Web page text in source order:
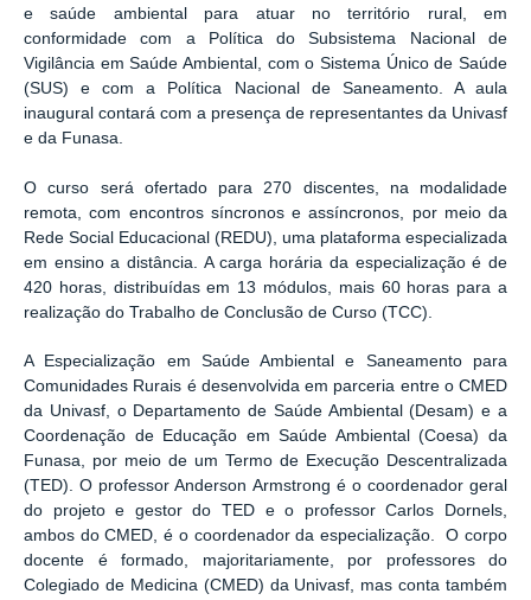
e saúde ambiental para atuar no território rural, em
conformidade com a Política do Subsistema Nacional de
Vigilância em Saúde Ambiental, com o Sistema Único de Saúde
(SUS) e com a Política Nacional de Saneamento. A aula
inaugural contará com a presença de representantes da Univasf
e da Funasa.
O curso será ofertado para 270 discentes, na modalidade
remota, com encontros síncronos e assíncronos, por meio da
Rede Social Educacional (REDU), uma plataforma especializada
em ensino a distância. A carga horária da especialização é de
420 horas, distribuídas em 13 módulos, mais 60 horas para a
realização do Trabalho de Conclusão de Curso (TCC).
A Especialização em Saúde Ambiental e Saneamento para
Comunidades Rurais é desenvolvida em parceria entre o CMED
da Univasf, o Departamento de Saúde Ambiental (Desam) e a
Coordenação de Educação em Saúde Ambiental (Coesa) da
Funasa, por meio de um Termo de Execução Descentralizada
(TED). O professor Anderson Armstrong é o coordenador geral
do projeto e gestor do TED e o professor Carlos Dornels,
ambos do CMED, é o coordenador da especialização. O corpo
docente é formado, majoritariamente, por professores do
Colegiado de Medicina (CMED) da Univasf, mas conta também